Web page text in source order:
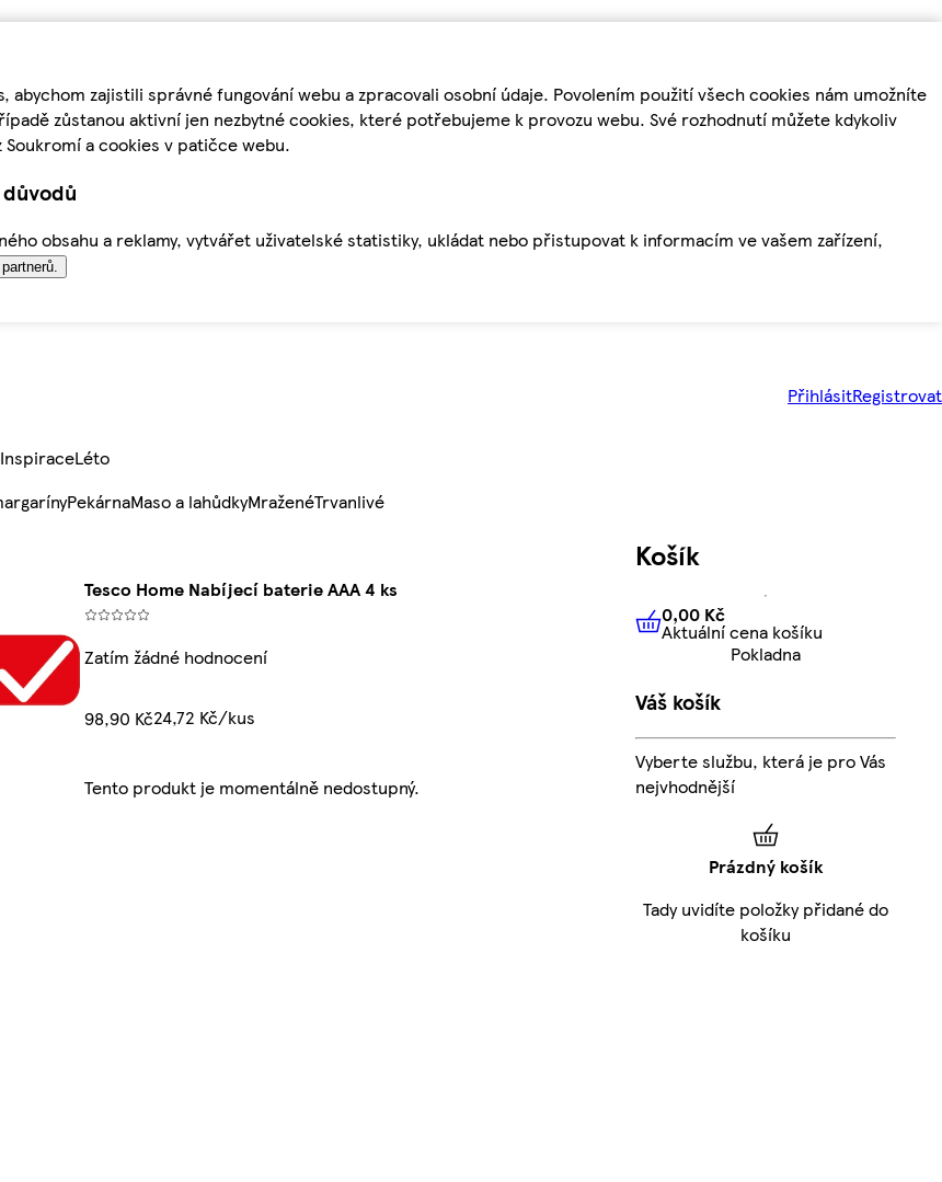
abychom zajistili správné fungování webu a zpracovali osobní údaje. Povolením použití všech cookies nám umožníte
zůstanou aktivní jen nezbytné cookies, které potřebujeme k provozu webu. Své rozhodnutí můžete kdykoliv
Soukromí a cookies v patičce webu.
obsahu a reklamy, vytvářet uživatelské statistiky, ukládat nebo přistupovat k informacím ve vašem zařízení,
PřihlásitRegistrovat
InspiraceLéto
PekárnaMaso a lahůdkyMraženéTrvanlivé
Tesco Home Nabíjecí baterie AAA 4 ks
Zatím žádné hodnocení
98,90 Kč24,72 Kč/kus
Tento produkt je momentálně nedostupný.
Košík
0,00 KčAktuální cena košíku
0,00 Kč
Aktuální cena košíku
Pokladna
Váš košík
Vyberte službu, která je pro Vás
nejvhodnější
Prázdný košík
Tady uvidíte položky přidané do
košíku